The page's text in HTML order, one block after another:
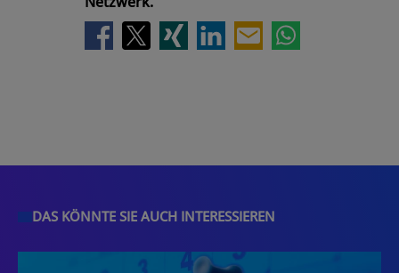
DAS KÖNNTE SIE AUCH INTERESSIEREN